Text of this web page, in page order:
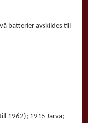
batterier avskildes till
1962); 1915 Järva;